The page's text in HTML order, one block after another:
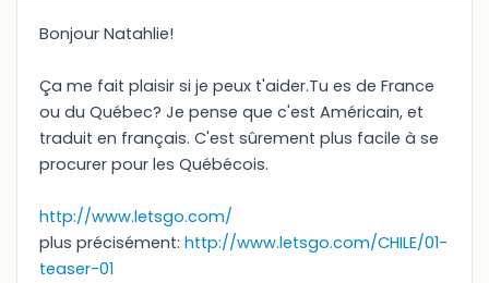
Bonjour Natahlie!
Ça me fait plaisir si je peux t'aider.Tu es de France
ou du Québec? Je pense que c'est Américain, et
traduit en français. C'est sûrement plus facile à se
procurer pour les Québécois.
http://www.letsgo.com/
plus précisément: http://www.letsgo.com/CHILE/01-
teaser-01